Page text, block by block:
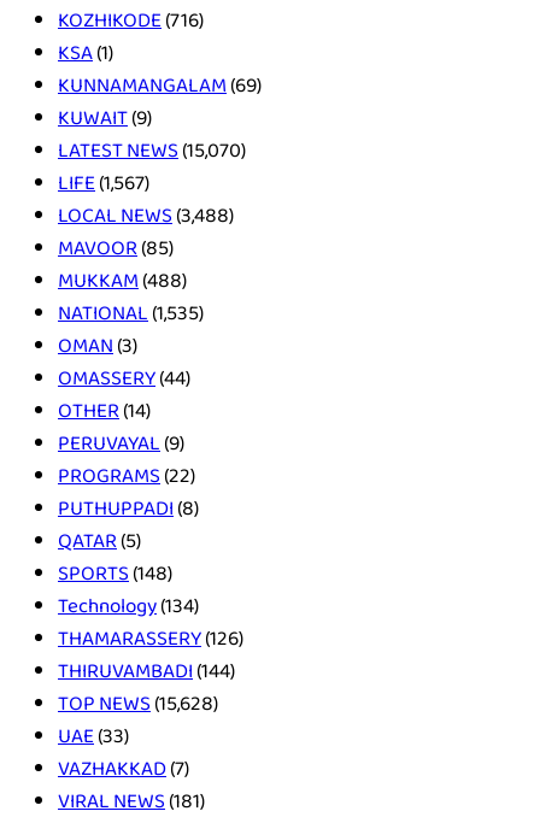
KOZHIKODE (716)
KSA(1)
KUNNAMANGALAM (69)
KUWAIT(9)
LATEST NEWS (15,070)
LIFE (1,567)
LOCAL NEWS (3,488)
MAVOOR(85)
MUKKAM (488)
NATIONAL (1,535)
OMAN (3)
OMASSERY(44)
OTHER(14)
PERUVAYAL (9)
PROGRAMS (22)
PUTHUPPADI (8)
QATAR(5)
SPORTS (148)
Technology(134)
THAMARASSERY(126)
THIRUVAMBADI (144)
TOP NEWS (15,628)
UAE (33)
VAZHAKKAD(7)
VIRAL NEWS (181)